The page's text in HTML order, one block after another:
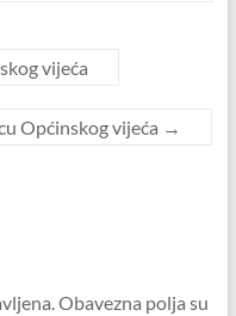
vijeća
Općinskog vijeća →
Obavezna polja su